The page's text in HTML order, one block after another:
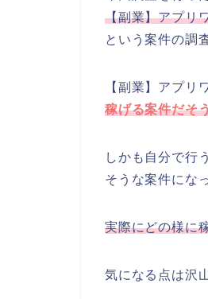
【副業】アプリ
という案件の調
【副業】アプリ
稼げる案件だそ
しかも自分で行
そうな案件にな
実際にどの様に
気になる点は沢